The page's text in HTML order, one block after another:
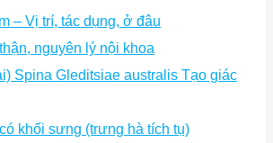
– Vị trí, tác dụng, ở đâu
nguyên lý nội khoa
Spina Gleditsiae australis Tạo giác
khối sưng (trưng hà tích tụ)